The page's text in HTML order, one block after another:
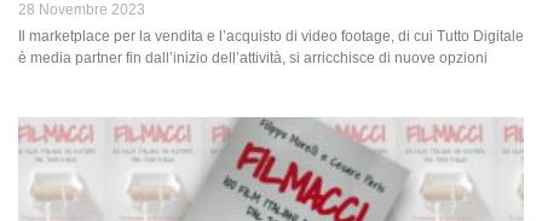
28 Novembre 2023
Il marketplace per la vendita e l’acquisto di video footage, di cui Tutto Digitale
è media partner fin dall’inizio dell’attività, si arricchisce di nuove opzioni